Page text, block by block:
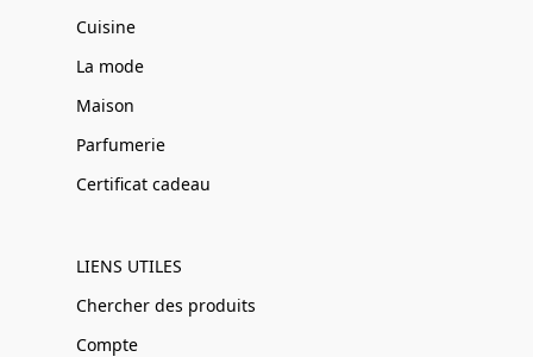
Cuisine
La mode
Maison
Parfumerie
Certificat cadeau
LIENS UTILES
Chercher des produits
Compte